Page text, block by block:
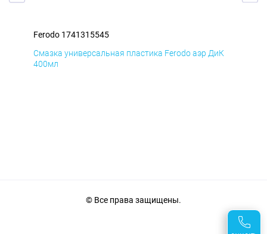
Ferodo 1741315545
Смазка универсальная пластика Ferodo аэр ДиК
400мл
© Все права защищены.